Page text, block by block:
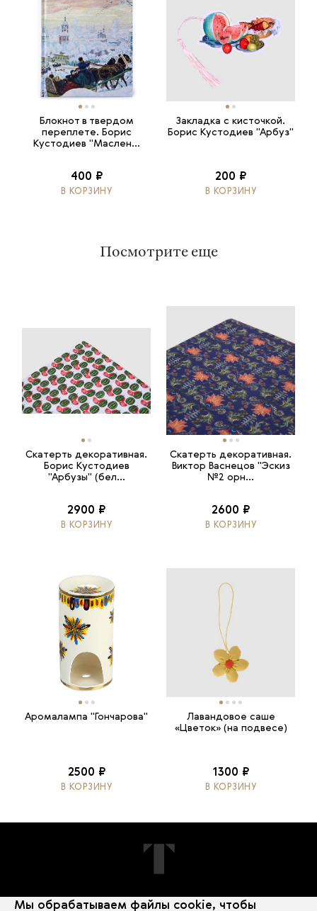
Блокнот в твердом
переплете. Борис
Кустодиев "Маслен...
400 ₽
В КОРЗИНУ
Закладка с кисточкой.
Борис Кустодиев "Арбуз"
200 ₽
В КОРЗИНУ
Посмотрите еще
Скатерть декоративная.
Борис Кустодиев
"Арбузы" (бел...
2900 ₽
В КОРЗИНУ
Скатерть декоративная.
Виктор Васнецов "Эскиз
№2 орн...
2600 ₽
В КОРЗИНУ
Аромалампа "Гончарова"
2500 ₽
В КОРЗИНУ
Лавандовое саше
«Цветок» (на подвесе)
1300 ₽
В КОРЗИНУ
Мы обрабатываем файлы cookie, чтобы